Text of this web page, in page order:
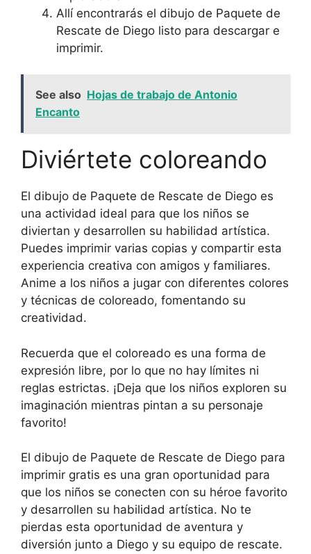
Allí encontrarás el dibujo de Paquete de
Rescate de Diego listo para descargar e
imprimir.
See also Hojas de trabajo de Antonio
Encanto
Diviértete coloreando
El dibujo de Paquete de Rescate de Diego es
una actividad ideal para que los niños se
diviertan y desarrollen su habilidad artística.
Puedes imprimir varias copias y compartir esta
experiencia creativa con amigos y familiares.
Anime a los niños a jugar con diferentes colores
y técnicas de coloreado, fomentando su
creatividad.
Recuerda que el coloreado es una forma de
expresión libre, por lo que no hay límites ni
reglas estrictas. ¡Deja que los niños exploren su
imaginación mientras pintan a su personaje
favorito!
El dibujo de Paquete de Rescate de Diego para
imprimir gratis es una gran oportunidad para
que los niños se conecten con su héroe favorito
y desarrollen su habilidad artística. No te
pierdas esta oportunidad de aventura y
diversión junto a Diego y su equipo de rescate.